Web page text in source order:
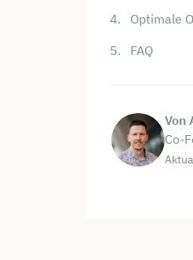
Optimale
FAQ
Von
Co-